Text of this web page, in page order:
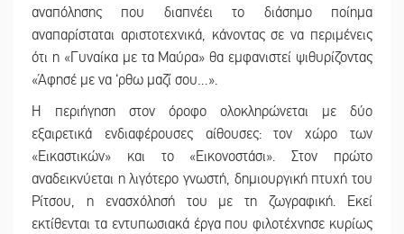
αναπόλησης που διαπνέει το διάσημο ποίημα
αναπαρίσταται αριστοτεχνικά, κάνοντας σε να περιμένεις
ότι η «Γυναίκα με τα Μαύρα» θα εμφανιστεί ψιθυρίζοντας
«Άφησέ με να ‘ρθω μαζί σου…».
Η περιήγηση στον όροφο ολοκληρώνεται με δύο
εξαιρετικά ενδιαφέρουσες αίθουσες: τον χώρο των
«Εικαστικών» και το «Εικονοστάσι». Στον πρώτο
αναδεικνύεται η λιγότερο γνωστή, δημιουργική πτυχή του
Ρίτσου, η ενασχόλησή του με τη ζωγραφική. Εκεί
εκτίθενται τα εντυπωσιακά έργα που φιλοτέχνησε κυρίως